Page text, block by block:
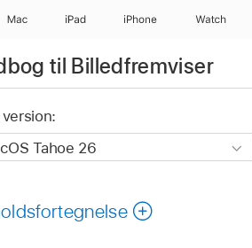
Mac iPad iPhone Watch
til Billedfremviser